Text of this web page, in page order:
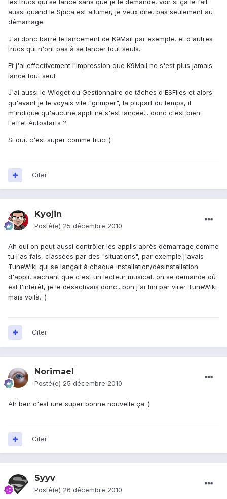
les trucs qui se lance sans que je le demande, voir si ça le fait
aussi quand le Spica est allumer, je veux dire, pas seulement au
démarrage.
J'ai donc barré le lancement de K9Mail par exemple, et d'autres
trucs qui n'ont pas à se lancer tout seuls.
Et j'ai effectivement l'impression que K9Mail ne s'est plus jamais
lancé tout seul.
J'ai aussi le Widget du Gestionnaire de tâches d'ESFiles et alors
qu'avant je le voyais vite "grimper", la plupart du temps, il
m'indique qu'aucune appli ne s'est lancée... donc c'est bien
l'effet Autostarts ?
Si oui, c'est super comme truc :)
Citer
Kyojin
Posté(e) 25 décembre 2010
Ah oui on peut aussi contrôler les applis après démarrage comme
tu l'as fais, classées par des "situations", par exemple j'avais
TuneWiki qui se lançait à chaque installation/désinstallation
d'appli, sachant que c'est un lecteur musical, on se demande où
est l'intérêt, je le désactivais donc.. bon j'ai fini par virer TuneWiki
mais voilà. :)
Citer
Norimael
Posté(e) 25 décembre 2010
Ah ben c'est une super bonne nouvelle ça :)
Citer
Syyv
Posté(e) 26 décembre 2010